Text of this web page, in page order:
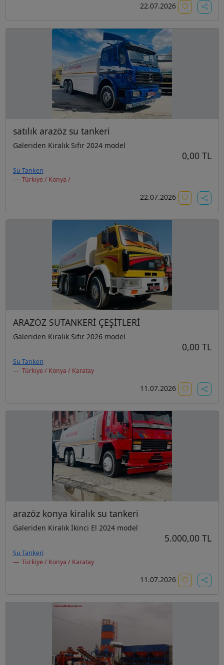
22.07.2026
satılık arazöz su tankeri
Galeriden Kiralık Sıfır 2024 model
0,00 TL
Su Tankeri
Türkiye / Konya /
22.07.2026
ARAZÖZ SUTANKERİ ÇEŞİTLERİ
Galeriden Kiralık Sıfır 2026 model
0,00 TL
Su Tankeri
Türkiye / Konya / Karatay
11.07.2026
arazöz konya kiralık su tankeri
Galeriden Kiralık İkinci El 2024 model
5.000,00 TL
Su Tankeri
Türkiye / Konya / Karatay
11.07.2026